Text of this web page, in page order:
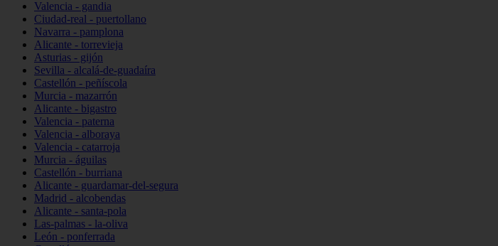
Valencia - gandia
Ciudad-real - puertollano
Navarra - pamplona
Alicante - torrevieja
Asturias - gijón
Sevilla - alcalá-de-guadaíra
Castellón - peñíscola
Murcia - mazarrón
Alicante - bigastro
Valencia - paterna
Valencia - alboraya
Valencia - catarroja
Murcia - águilas
Castellón - burriana
Alicante - guardamar-del-segura
Madrid - alcobendas
Alicante - santa-pola
Las-palmas - la-oliva
León - ponferrada